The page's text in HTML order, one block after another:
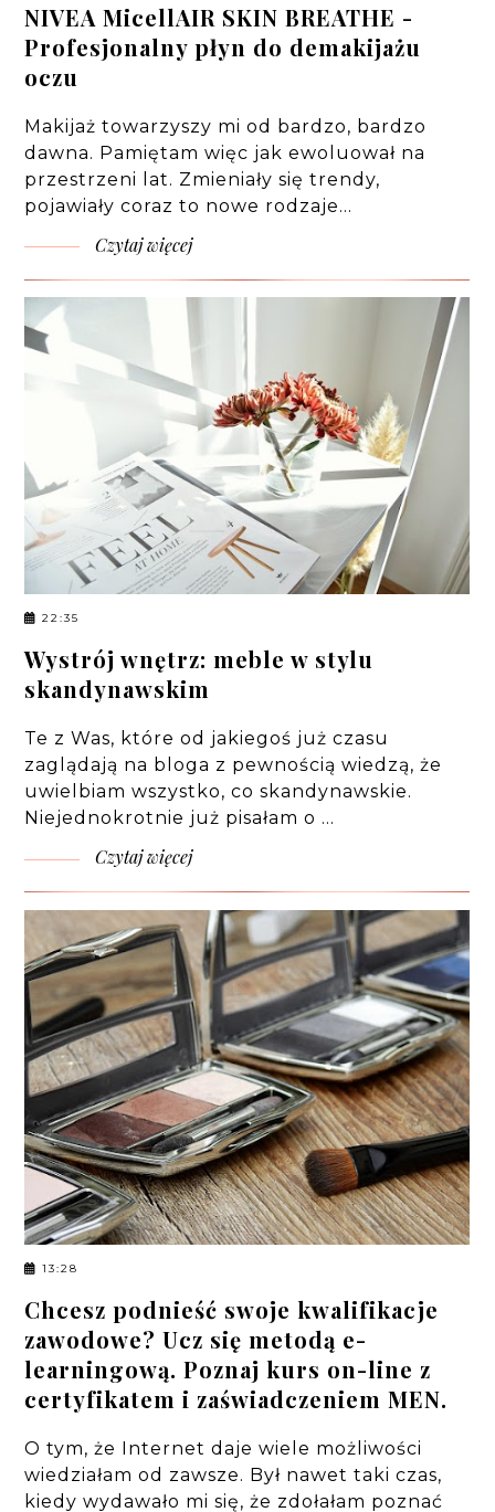
NIVEA MicellAIR SKIN BREATHE -
Profesjonalny płyn do demakijażu
oczu
Makijaż towarzyszy mi od bardzo, bardzo
dawna. Pamiętam więc jak ewoluował na
przestrzeni lat. Zmieniały się trendy,
pojawiały coraz to nowe rodzaje…
Czytaj więcej
22:35
Wystrój wnętrz: meble w stylu
skandynawskim
Te z Was, które od jakiegoś już czasu
zaglądają na bloga z pewnością wiedzą, że
uwielbiam wszystko, co skandynawskie.
Niejednokrotnie już pisałam o …
Czytaj więcej
13:28
Chcesz podnieść swoje kwalifikacje
zawodowe? Ucz się metodą e-
learningową. Poznaj kurs on-line z
certyfikatem i zaświadczeniem MEN.
O tym, że Internet daje wiele możliwości
wiedziałam od zawsze. Był nawet taki czas,
kiedy wydawało mi się, że zdołałam poznać